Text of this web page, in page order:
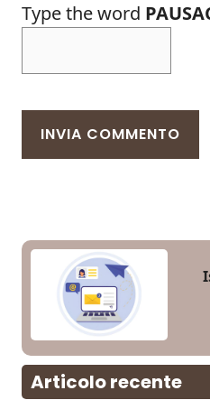
Type the word
Articolo recente